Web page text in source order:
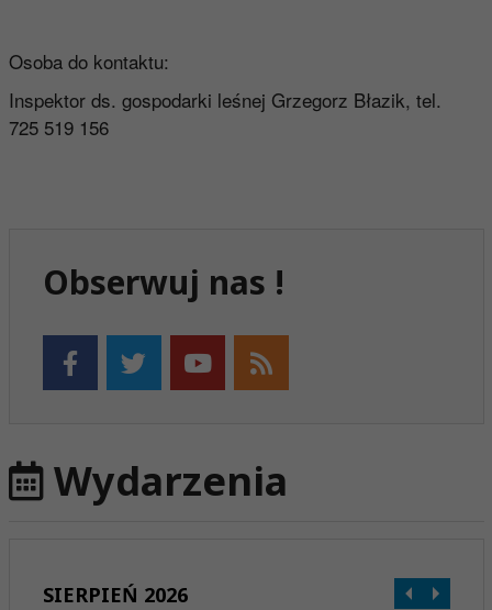
Osoba do kontaktu:
Inspektor ds. gospodarki leśnej Grzegorz Błazik, tel.
725 519 156
Obserwuj nas !
Wydarzenia
SIERPIEŃ 2026